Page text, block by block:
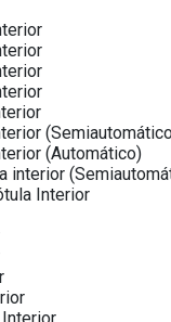
(Automático)
interior
Interior